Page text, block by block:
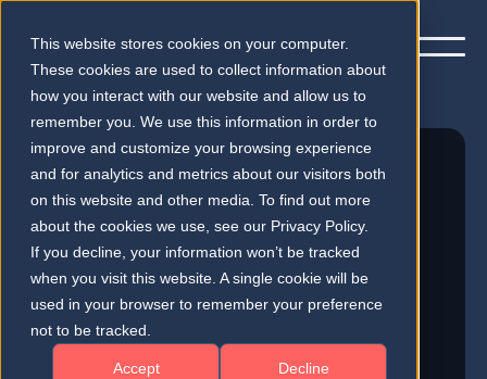
This website stores cookies on your computer.
These cookies are used to collect information about
how you interact with our website and allow us to
remember you. We use this information in order to
improve and customize your browsing experience
and for analytics and metrics about our visitors both
on this website and other media. To find out more
about the cookies we use, see our Privacy Policy.
If you decline, your information won’t be tracked
when you visit this website. A single cookie will be
used in your browser to remember your preference
not to be tracked.
Accept Decline
Unsere Geschichte
Trotz wirksamer Netzhauttherapie